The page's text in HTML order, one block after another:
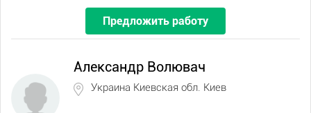
Предложить работу
Александр Волювач
Украина Киевская обл. Киев